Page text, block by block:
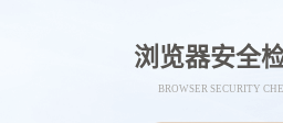
浏览器安全
BROWSER SECURITY